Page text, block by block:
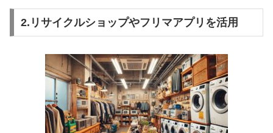
2.リサイクルショップやフリマアプリを活用